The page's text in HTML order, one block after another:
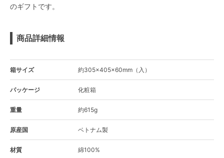
のギフトです。
商品詳細情報
箱サイズ 約305×405×60mm（入）
パッケージ 化粧箱
重量 約615g
原産国 ベトナム製
材質 綿100%